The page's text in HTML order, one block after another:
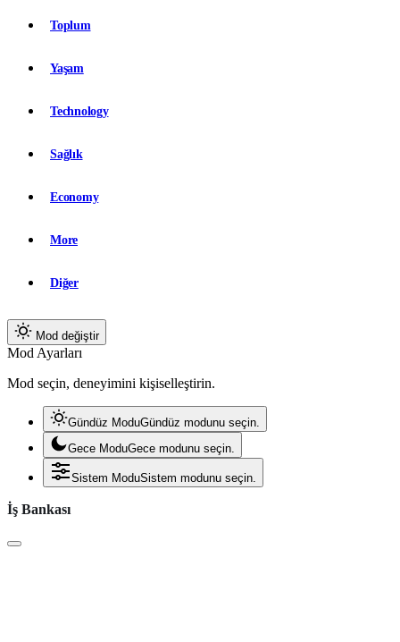
Toplum
Yaşam
Technology
Sağlık
Economy
More
Diğer
Mod değiştir
Mod Ayarları
Mod seçin, deneyimini kişiselleştirin.
Gündüz ModuGündüz modunu seçin.
Gece ModuGece modunu seçin.
Sistem ModuSistem modunu seçin.
İş Bankası